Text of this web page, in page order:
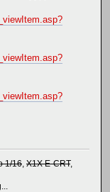
1/16, X1X E-CRT,